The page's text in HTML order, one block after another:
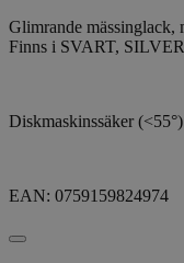
Glimrande mässinglack,
Finns i SVART,
Diskmaskinssäker (<55°)
EAN: 0759159824974